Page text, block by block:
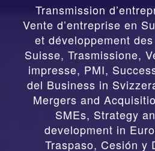
Transmission
Vente d’entreprise en
et développement
Suisse, Trasmissione,
impresse, PMI,
del Business in
Mergers and
SMEs, Strategy
development in
Traspaso, Cesión y